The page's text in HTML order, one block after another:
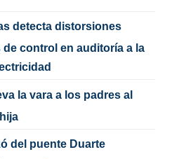
detecta distorsiones
control en auditoría a la
la vara a los padres al
del puente Duarte